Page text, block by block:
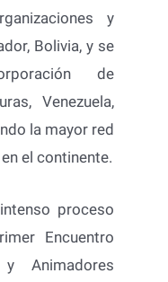
y
Bolivia, y se
de
Venezuela,
la mayor red
el continente.
proceso
Encuentro
Animadores